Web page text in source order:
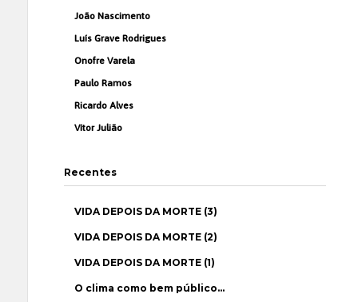
João Nascimento
Luís Grave Rodrigues
Onofre Varela
Paulo Ramos
Ricardo Alves
Vítor Julião
Recentes
VIDA DEPOIS DA MORTE (3)
VIDA DEPOIS DA MORTE (2)
VIDA DEPOIS DA MORTE (1)
O clima como bem público…